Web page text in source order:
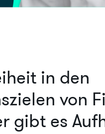
in den
von
gibt es